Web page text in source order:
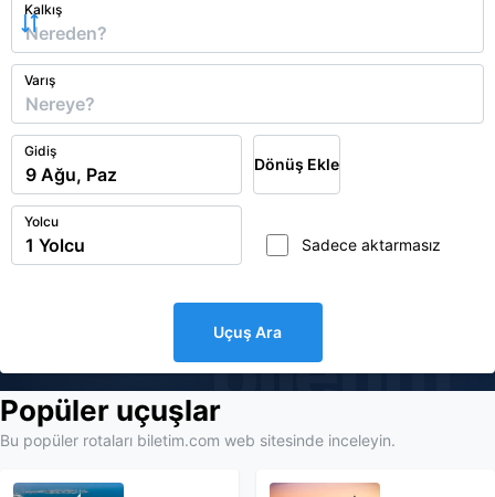
biletim
Kalkış
Varış
Gidiş
Dönüş Ekle
Yolcu
Sadece aktarmasız
Uçuş Ara
Popüler uçuşlar
Bu popüler rotaları biletim.com web sitesinde inceleyin.